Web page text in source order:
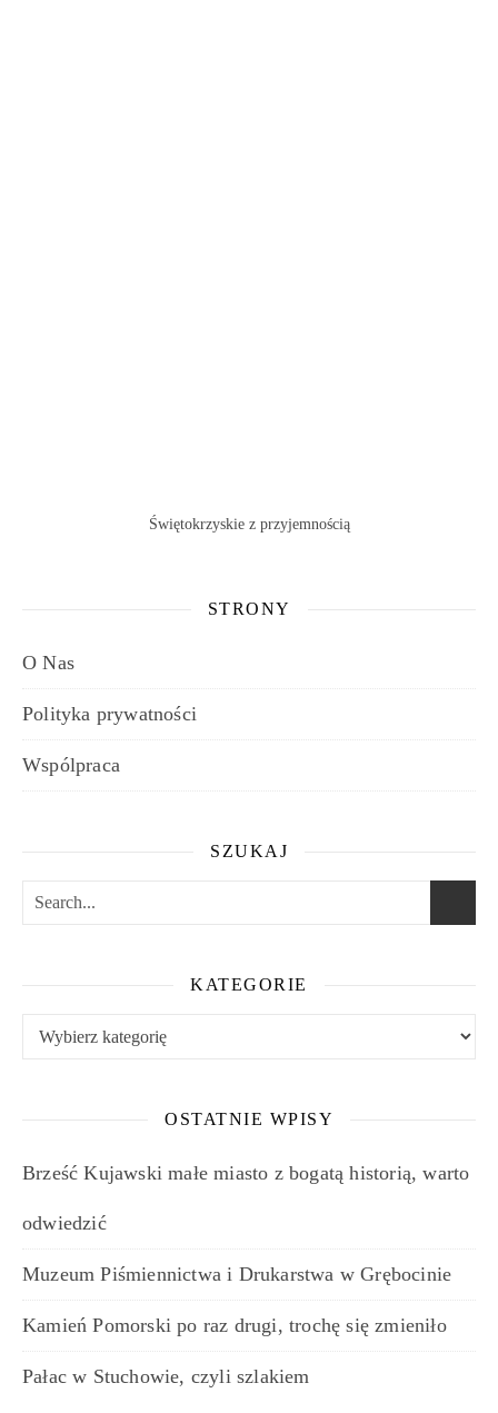
Świętokrzyskie z przyjemnością
STRONY
O Nas
Polityka prywatności
Wspólpraca
SZUKAJ
KATEGORIE
OSTATNIE WPISY
Brześć Kujawski małe miasto z bogatą historią, warto
odwiedzić
Muzeum Piśmiennictwa i Drukarstwa w Grębocinie
Kamień Pomorski po raz drugi, trochę się zmieniło
Pałac w Stuchowie, czyli szlakiem